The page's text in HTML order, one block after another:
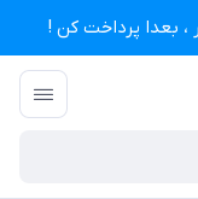
، بعدا پرداخت کن !